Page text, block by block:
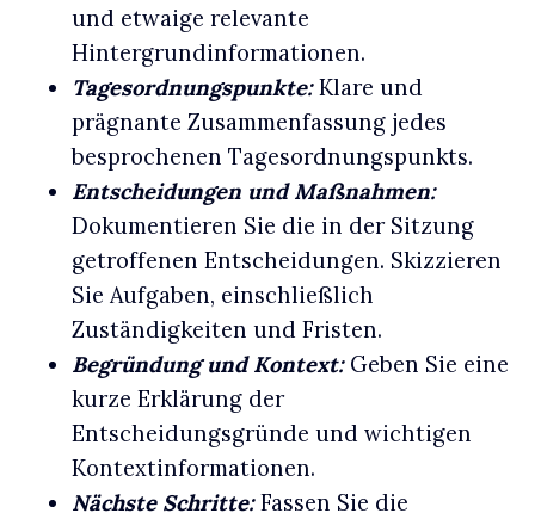
und etwaige relevante
Hintergrundinformationen.
Tagesordnungspunkte:Klare und
prägnante Zusammenfassung jedes
besprochenen Tagesordnungspunkts.
Entscheidungen und Maßnahmen:
Dokumentieren Sie die in der Sitzung
getroffenen Entscheidungen. Skizzieren
Sie Aufgaben, einschließlich
Zuständigkeiten und Fristen.
Begründung und Kontext:Geben Sie eine
kurze Erklärung der
Entscheidungsgründe und wichtigen
Kontextinformationen.
Nächste Schritte:Fassen Sie die